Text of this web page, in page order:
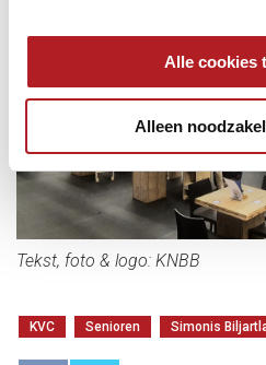
Alle cookies
Alleen
Tekst, foto & logo: KNBB
KVC Senioren Simonis